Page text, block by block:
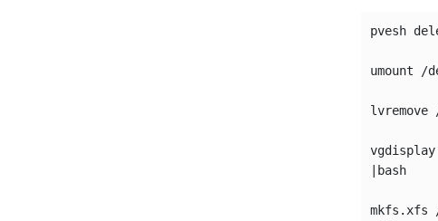
pvesh
umount /
|bash
mkfs.xfs